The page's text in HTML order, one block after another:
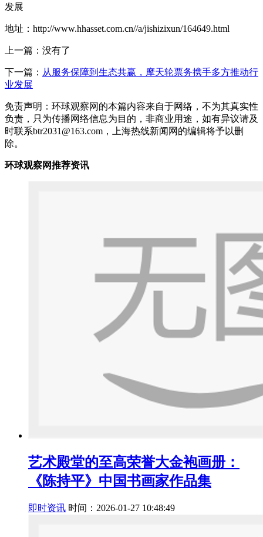
发展
地址：http://www.hhasset.com.cn//a/jishizixun/164649.html
上一篇：没有了
下一篇： 从服务保障到生态共赢，摩天轮票务携手多方推动行
业发展
免责声明：环球观察网的本篇内容来自于网络，不为其真实性
负责，只为传播网络信息为目的，非商业用途，如有异议请及
时联系btr2031@163.com，上海热线新闻网的编辑将予以删
除。
环球观察网推荐资讯
艺术殿堂的至高荣誉大金袍画册：
《陈持平》中国书画家作品集
即时资讯 时间：2026-01-27 10:48:49